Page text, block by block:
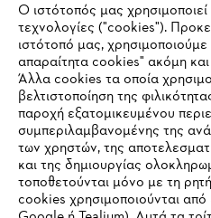
Εταιρεία
Ο ιστότοπός μας
τεχνολογίες ("cookies").
ιστότοπό μας,
απαραίτητα cookies" ακόμη
Άλλα cookies τα οποία
βελτιστοποίηση της
παροχή εξατομικευμένου
συμπεριλαμβανομένης της
των χρηστών, της
και της δημιουργίας
τοποθετούνται μόνο με τη
cookies χρησιμοποιούνται